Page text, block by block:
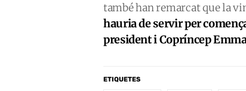
també han remarcat que la
hauria de servir per
president i Copríncep
ETIQUETES